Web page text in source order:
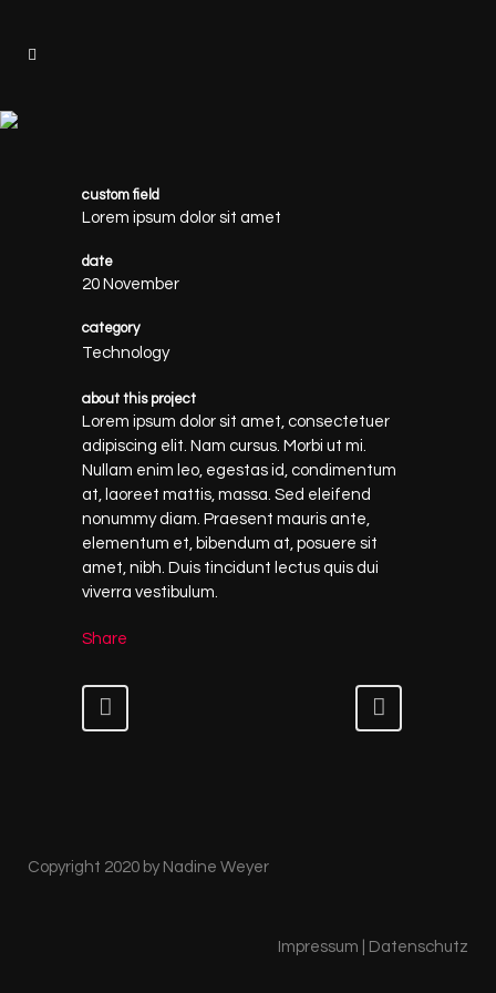
custom field
Lorem ipsum dolor sit amet
date
20 November
category
Technology
about this project
Lorem ipsum dolor sit amet, consectetuer
adipiscing elit. Nam cursus. Morbi ut mi.
Nullam enim leo, egestas id, condimentum
at, laoreet mattis, massa. Sed eleifend
nonummy diam. Praesent mauris ante,
elementum et, bibendum at, posuere sit
amet, nibh. Duis tincidunt lectus quis dui
viverra vestibulum.
Share
Copyright 2020 by Nadine Weyer
Impressum Datenschutz